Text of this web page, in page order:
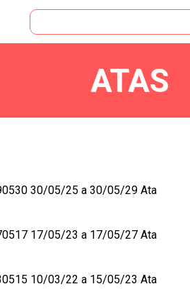
ATAS
30/05/25 a 30/05/29 Ata
17/05/23 a 17/05/27 Ata
10/03/22 a 15/05/23 Ata